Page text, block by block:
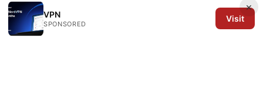
×
VPN
SPONSORED
Visit